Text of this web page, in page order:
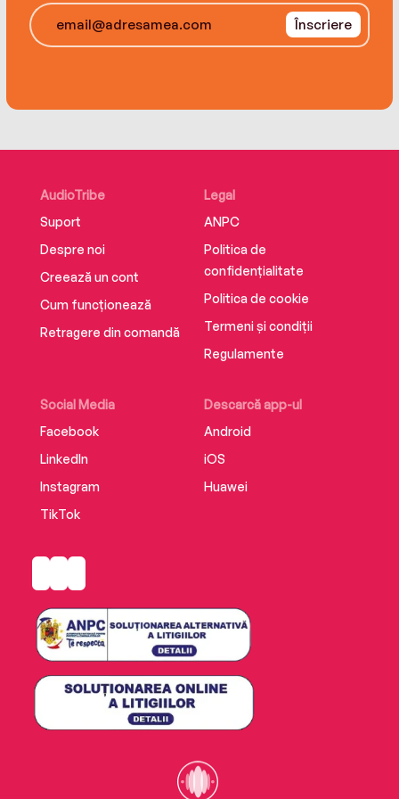
Înscriere
AudioTribe
Suport
Despre noi
Creează un cont
Cum funcționează
Retragere din comandă
Social Media
Facebook
LinkedIn
Instagram
TikTok
Descarcă app-ul
Android
iOS
Huawei
Legal
ANPC
Politica de
confidențialitate
Politica de cookie
Termeni și condiții
Regulamente